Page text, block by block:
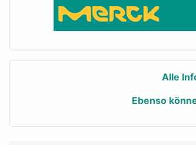
Alle
Ebenso